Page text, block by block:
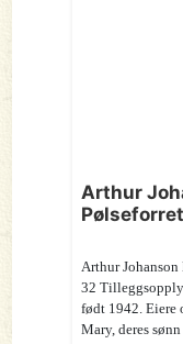
Arthur
Arthur
32
født 1942. Eiere
Mary, deres